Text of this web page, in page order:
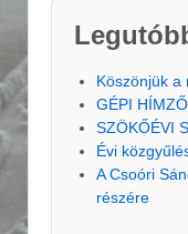
Köszönjük a
GÉPI
SZÖKŐÉVI
Évi
A Csoóri
részére